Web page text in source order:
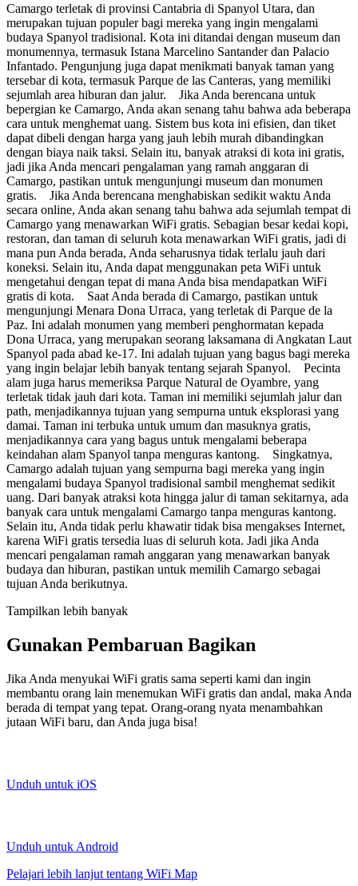
Camargo terletak di provinsi Cantabria di Spanyol Utara, dan
merupakan tujuan populer bagi mereka yang ingin mengalami
budaya Spanyol tradisional. Kota ini ditandai dengan museum dan
monumennya, termasuk Istana Marcelino Santander dan Palacio
Infantado. Pengunjung juga dapat menikmati banyak taman yang
tersebar di kota, termasuk Parque de las Canteras, yang memiliki
sejumlah area hiburan dan jalur. Jika Anda berencana untuk
bepergian ke Camargo, Anda akan senang tahu bahwa ada beberapa
cara untuk menghemat uang. Sistem bus kota ini efisien, dan tiket
dapat dibeli dengan harga yang jauh lebih murah dibandingkan
dengan biaya naik taksi. Selain itu, banyak atraksi di kota ini gratis,
jadi jika Anda mencari pengalaman yang ramah anggaran di
Camargo, pastikan untuk mengunjungi museum dan monumen
gratis. Jika Anda berencana menghabiskan sedikit waktu Anda
secara online, Anda akan senang tahu bahwa ada sejumlah tempat di
Camargo yang menawarkan WiFi gratis. Sebagian besar kedai kopi,
restoran, dan taman di seluruh kota menawarkan WiFi gratis, jadi di
mana pun Anda berada, Anda seharusnya tidak terlalu jauh dari
koneksi. Selain itu, Anda dapat menggunakan peta WiFi untuk
mengetahui dengan tepat di mana Anda bisa mendapatkan WiFi
gratis di kota. Saat Anda berada di Camargo, pastikan untuk
mengunjungi Menara Dona Urraca, yang terletak di Parque de la
Paz. Ini adalah monumen yang memberi penghormatan kepada
Dona Urraca, yang merupakan seorang laksamana di Angkatan Laut
Spanyol pada abad ke-17. Ini adalah tujuan yang bagus bagi mereka
yang ingin belajar lebih banyak tentang sejarah Spanyol. Pecinta
alam juga harus memeriksa Parque Natural de Oyambre, yang
terletak tidak jauh dari kota. Taman ini memiliki sejumlah jalur dan
path, menjadikannya tujuan yang sempurna untuk eksplorasi yang
damai. Taman ini terbuka untuk umum dan masuknya gratis,
menjadikannya cara yang bagus untuk mengalami beberapa
keindahan alam Spanyol tanpa menguras kantong. Singkatnya,
Camargo adalah tujuan yang sempurna bagi mereka yang ingin
mengalami budaya Spanyol tradisional sambil menghemat sedikit
uang. Dari banyak atraksi kota hingga jalur di taman sekitarnya, ada
banyak cara untuk mengalami Camargo tanpa menguras kantong.
Selain itu, Anda tidak perlu khawatir tidak bisa mengakses Internet,
karena WiFi gratis tersedia luas di seluruh kota. Jadi jika Anda
mencari pengalaman ramah anggaran yang menawarkan banyak
budaya dan hiburan, pastikan untuk memilih Camargo sebagai
tujuan Anda berikutnya.
Tampilkan lebih banyak
Gunakan Pembaruan Bagikan
Jika Anda menyukai WiFi gratis sama seperti kami dan ingin
membantu orang lain menemukan WiFi gratis dan andal, maka Anda
berada di tempat yang tepat. Orang-orang nyata menambahkan
jutaan WiFi baru, dan Anda juga bisa!
Unduh untuk iOS
Unduh untuk Android
Pelajari lebih lanjut tentang WiFi Map